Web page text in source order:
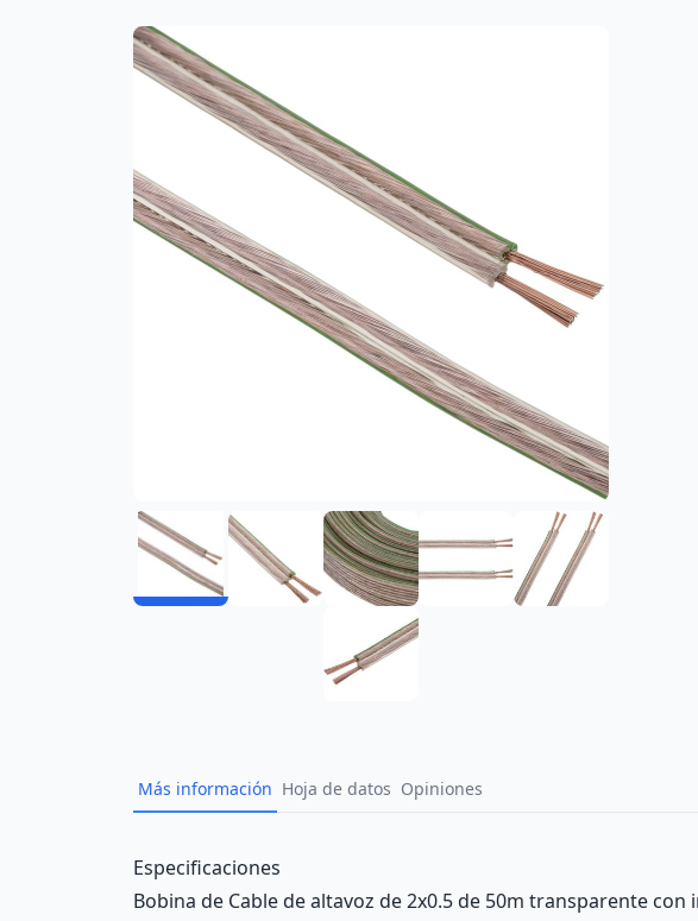
Más información Hoja de datos Opiniones
Description
Especificaciones
Bobina de Cable de altavoz de 2x0.5 de 50m transparente